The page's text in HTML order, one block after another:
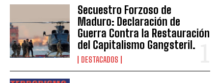
Secuestro Forzoso de
Maduro: Declaración de
Guerra Contra la Restauración
del Capitalismo Gangsteril.
DESTACADOS